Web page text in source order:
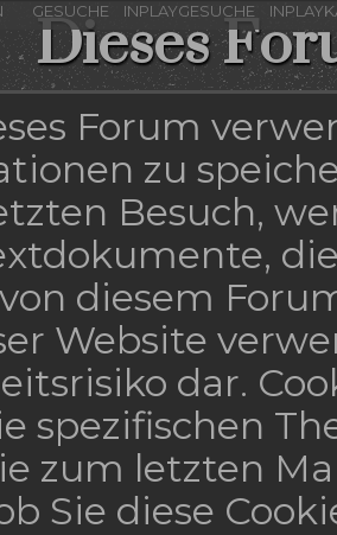
GESUCHE INPLAYGESUCHE
Dieses
Forum
zu
Besuch,
diesem
Website
dar.
spezifischen
zum letzten
Sie diese